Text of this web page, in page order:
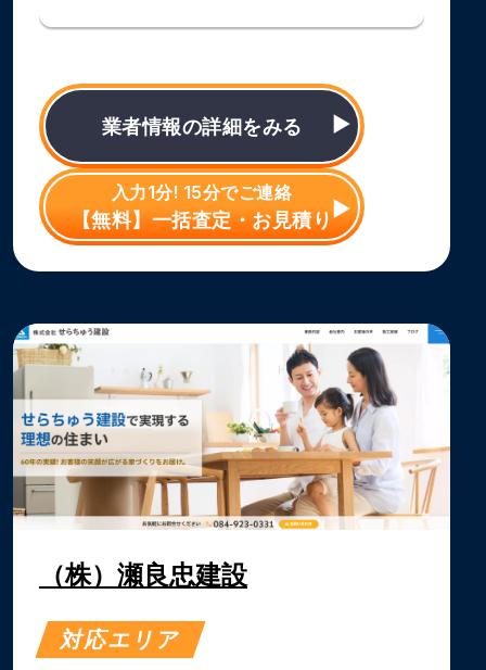
業者情報の詳細をみる
入力1分! 15分でご連絡
【無料】一括査定・お見積り
（株）瀬良忠建設
対応エリア